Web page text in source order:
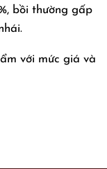
bồi thường gấp
với mức giá và